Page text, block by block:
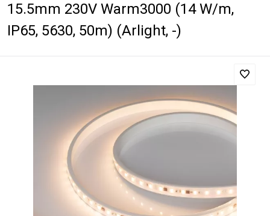
15.5mm 230V Warm3000 (14 W/m,
IP65, 5630, 50m) (Arlight, -)